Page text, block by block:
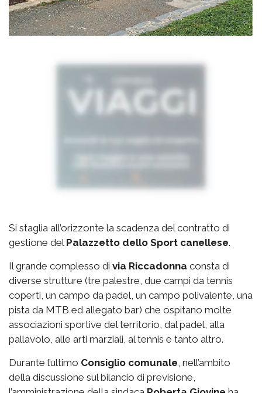
Si staglia all’orizzonte la scadenza del contratto di
gestione del Palazzetto dello Sport canellese.
Il grande complesso di via Riccadonna consta di
diverse strutture (tre palestre, due campi da tennis
coperti, un campo da padel, un campo polivalente, una
pista da MTB ed allegato bar) che ospitano molte
associazioni sportive del territorio, dal padel, alla
pallavolo, alle arti marziali, al tennis e tanto altro.
Durante l’ultimo Consiglio comunale , nell’ambito
della discussione sul bilancio di previsione,